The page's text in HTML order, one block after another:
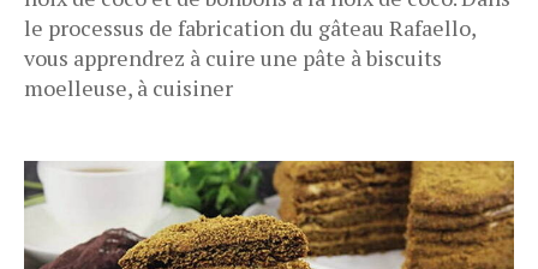
le processus de fabrication du gâteau Rafaello,
vous apprendrez à cuire une pâte à biscuits
moelleuse, à cuisiner